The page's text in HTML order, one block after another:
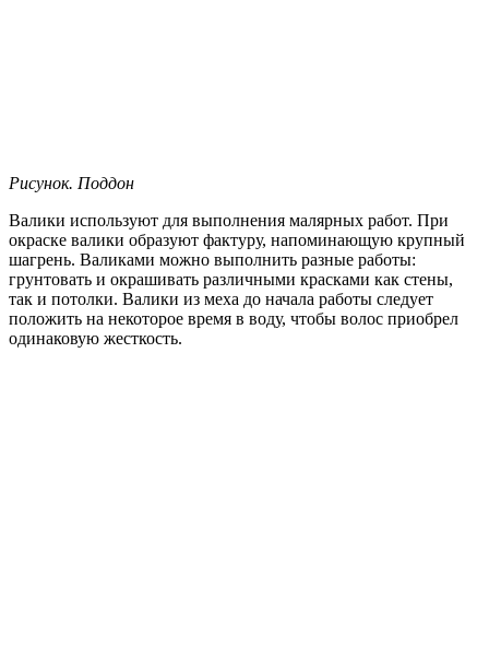
Рисунок. Поддон
Валики используют для выполнения малярных работ. При
окраске валики образуют фактуру, напоминающую крупный
шагрень. Валиками можно выполнить разные работы:
грунтовать и окрашивать различными красками как стены,
так и потолки. Валики из меха до начала работы следует
положить на некоторое время в воду, чтобы волос приобрел
одинаковую жесткость.